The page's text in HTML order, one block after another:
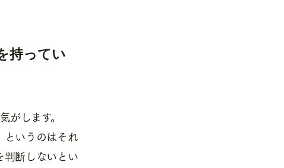
持ってい
します。
というのはそれ
判断しないとい